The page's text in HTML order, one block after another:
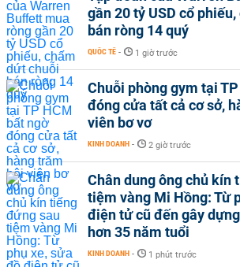
gần 20 tỷ USD cổ
bán ròng 14 quý
QUỐC TẾ - 1 giờ trước
Chuỗi phòng gym tại
đóng cửa tất cả cơ sở,
viên bơ vơ
KINH DOANH - 2 giờ trước
Chân dung ông chủ kín
tiệm vàng Mi Hồng: Từ
điện tử cũ đến gây
hơn 35 năm tuổi
KINH DOANH - 1 phút trước